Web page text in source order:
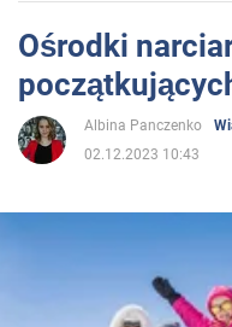
Sport
Rozrywka
Ośrodki
Albina Panczenko
02.12.2023 10:43